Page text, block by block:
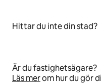
Hittar du inte din stad?
Är du fastighetsägare?
Läs merom hur du gör